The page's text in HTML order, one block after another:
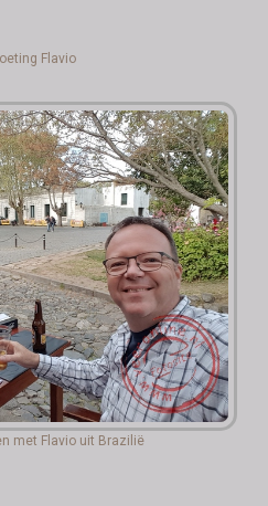
Flavio
met Flavio uit Brazilië